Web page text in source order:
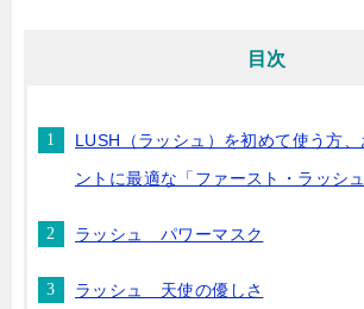
目次
LUSH（ラッシュ）を初めて使う方
ントに最適な「ファースト・ラッシュ
ラッシュ パワーマスク
ラッシュ 天使の優しさ